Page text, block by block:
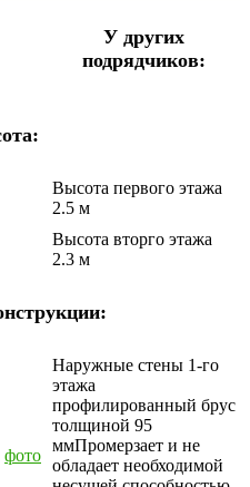
У других
подрядчиков:
Высота первого этажа
2.5 м
Высота вторго этажа
2.3 м
фото
Наружные стены 1-го
этажа
профилированный брус
толщиной 95
ммПромерзает и не
обладает необходимой